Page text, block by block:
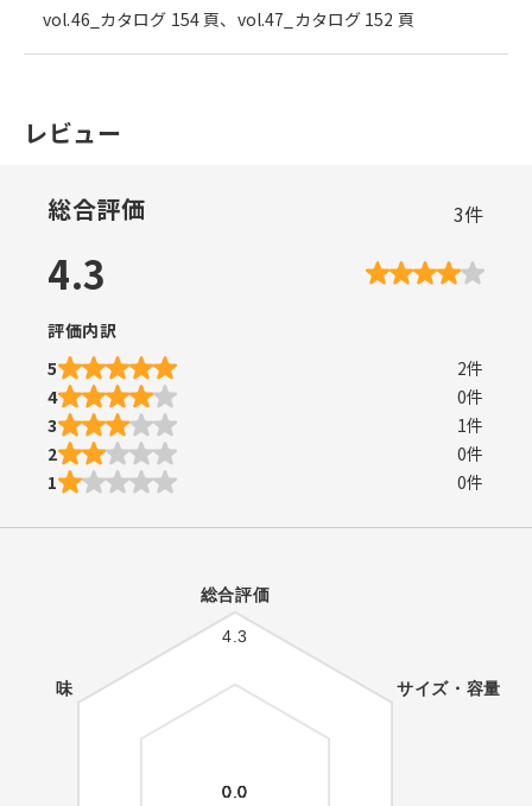
vol.46_カタログ 154 頁、vol.47_カタログ 152 頁
レビュー
総合評価 3件
4.3
評価内訳
5
2件
4
0件
3
1件
2
0件
1
0件